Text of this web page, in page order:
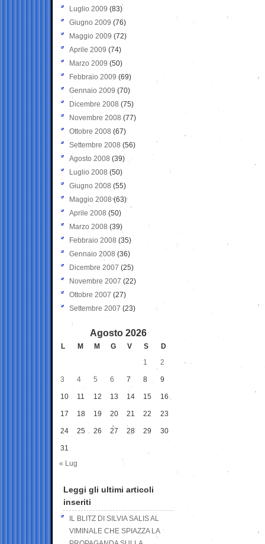
Luglio 2009 (83)
Giugno 2009 (76)
Maggio 2009 (72)
Aprile 2009 (74)
Marzo 2009 (50)
Febbraio 2009 (69)
Gennaio 2009 (70)
Dicembre 2008 (75)
Novembre 2008 (77)
Ottobre 2008 (67)
Settembre 2008 (56)
Agosto 2008 (39)
Luglio 2008 (50)
Giugno 2008 (55)
Maggio 2008(63)
Aprile 2008 (50)
Marzo 2008 (39)
Febbraio 2008 (35)
Gennaio 2008 (36)
Dicembre 2007 (25)
Novembre 2007 (22)
Ottobre 2007 (27)
Settembre 2007 (23)
Agosto 2026
L M M G V S
D
1
2
3 4 5 6 7 8 9
10 11 12 13 14 15 16
17 18 19 20 21 22 23
24 25 26 27 28 29 30
31
« Lug
Leggi gli ultimi articoli
inseriti
IL BLITZ DI SILVIA SALIS AL
VIMINALE CHE SPIAZZA LA